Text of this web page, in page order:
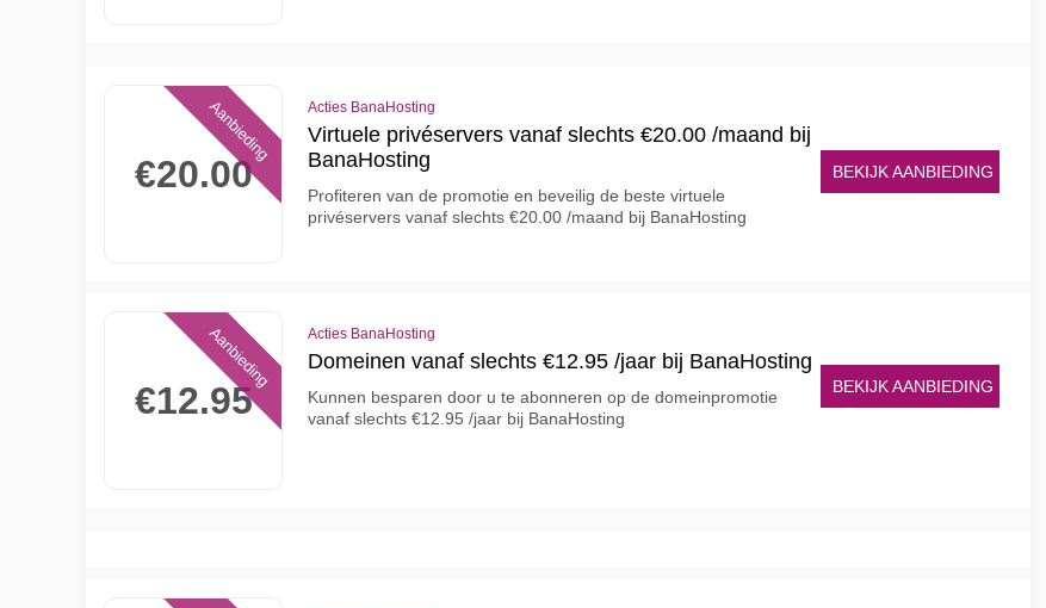
€20.00
Aanbieding Acties BanaHosting
Virtuele privéservers vanaf slechts €20.00 /maand bij
BanaHosting
Profiteren van de promotie en beveilig de beste virtuele
privéservers vanaf slechts €20.00 /maand bij BanaHosting
BEKIJK AANBIEDING
€12.95
Aanbieding Acties BanaHosting
Domeinen vanaf slechts €12.95 /jaar bij BanaHosting
Kunnen besparen door u te abonneren op de domeinpromotie
vanaf slechts €12.95 /jaar bij BanaHosting
BEKIJK AANBIEDING